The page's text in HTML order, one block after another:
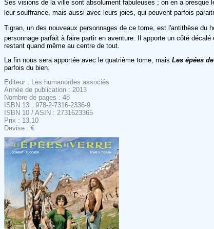
Ses visions de la ville sont absolument fabuleuses ; on en a presque
leur souffrance, mais aussi avec leurs joies, qui peuvent parfois
Tigran, un des nouveaux personnages de ce tome, est l'antithèse du
personnage parfait à faire partir en aventure. Il apporte un côté
restant quand même au centre de tout.
La fin nous sera apportée avec le quatrième tome, mais Les épées
parfois du bien.
Editeur : Les humanoïdes associés
Année de publication : 2013
Nombre de pages : 48
ISBN 13 : 978-2-7316-2336-9
ISBN 10 / ASIN : 2731623365
Prix : 13,10
Devise : €